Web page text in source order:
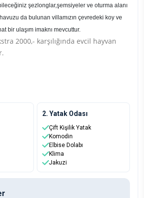
şezlonglar,şemsiyeler ve oturma alanı
da bulunan villamızın çevredeki koy ve
bir ulaşım imaknı mevcuttur.
2000,- karşılığında evcil hayvan
2. Yatak Odası
Çift Kişilik Yatak
Komodin
Elbise Dolabı
Klima
Jakuzi